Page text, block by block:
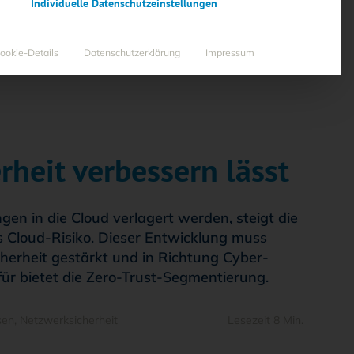
verbessern lässt
in die Cloud verlagert werden, steigt die
Risiko. Dieser Entwicklung muss
gestärkt und in Richtung Cyber-
bietet die Zero-Trust-Segmentierung.
Details Datenschutzerklärung Impressum